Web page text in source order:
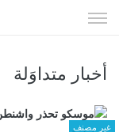
الى
أخبار متداوَلة
غير مصنف